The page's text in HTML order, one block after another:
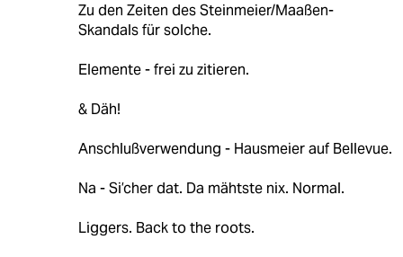
Zu den Zeiten des Steinmeier/Maaßen-
Skandals für solche.
Elemente - frei zu zitieren.
& Däh!
Anschlußverwendung - Hausmeier auf Bellevue.
Na - Si’cher dat. Da mähtste nix. Normal.
Liggers. Back to the roots.